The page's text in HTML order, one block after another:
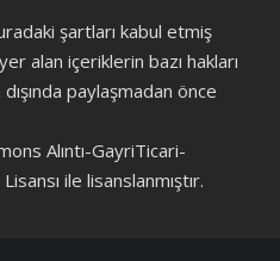
şartları kabul etmiş
alan içeriklerin bazı hakları
paylaşmadan önce
Alıntı-GayriTicari-
ile lisanslanmıştır.